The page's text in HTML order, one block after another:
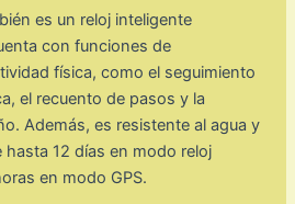
es un reloj inteligente
con funciones de
física, como el seguimiento
el recuento de pasos y la
Además, es resistente al agua y
12 días en modo reloj
en modo GPS.